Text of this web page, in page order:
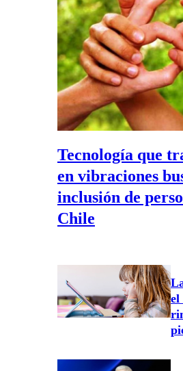
Tecnología que
en vibraciones
inclusión de
Chile
el